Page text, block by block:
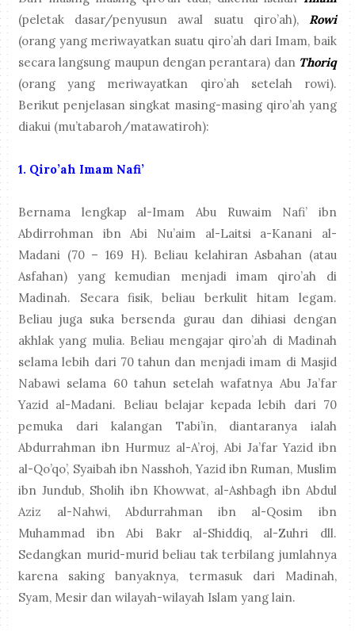
(peletak dasar/penyusun awal suatu qiro’ah), Rowi
(orang yang meriwayatkan suatu qiro’ah dari Imam, baik
secara langsung maupun dengan perantara) dan Thoriq
(orang yang meriwayatkan qiro’ah setelah rowi).
Berikut penjelasan singkat masing-masing qiro’ah yang
diakui (mu’tabaroh/matawatiroh):
1. Qiro’ah Imam Nafi’
Bernama lengkap al-Imam Abu Ruwaim Nafi’ ibn
Abdirrohman ibn Abi Nu’aim al-Laitsi a-Kanani al-
Madani (70 – 169 H). Beliau kelahiran Asbahan (atau
Asfahan) yang kemudian menjadi imam qiro’ah di
Madinah. Secara fisik, beliau berkulit hitam legam.
Beliau juga suka bersenda gurau dan dihiasi dengan
akhlak yang mulia. Beliau mengajar qiro’ah di Madinah
selama lebih dari 70 tahun dan menjadi imam di Masjid
Nabawi selama 60 tahun setelah wafatnya Abu Ja’far
Yazid al-Madani. Beliau belajar kepada lebih dari 70
pemuka dari kalangan Tabi’in, diantaranya ialah
Abdurrahman ibn Hurmuz al-A’roj, Abi Ja’far Yazid ibn
al-Qo’qo’, Syaibah ibn Nasshoh, Yazid ibn Ruman, Muslim
ibn Jundub, Sholih ibn Khowwat, al-Ashbagh ibn Abdul
Aziz al-Nahwi, Abdurrahman ibn al-Qosim ibn
Muhammad ibn Abi Bakr al-Shiddiq, al-Zuhri dll.
Sedangkan murid-murid beliau tak terbilang jumlahnya
karena saking banyaknya, termasuk dari Madinah,
Syam, Mesir dan wilayah-wilayah Islam yang lain.